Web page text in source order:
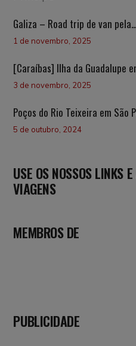
Galiza – Road trip de van pela...
1 de novembro, 2025
[Caraíbas] Ilha da Guadalupe
3 de novembro, 2025
Poços do Rio Teixeira em São
5 de outubro, 2024
USE OS NOSSOS LINKS
VIAGENS
MEMBROS DE
PUBLICIDADE